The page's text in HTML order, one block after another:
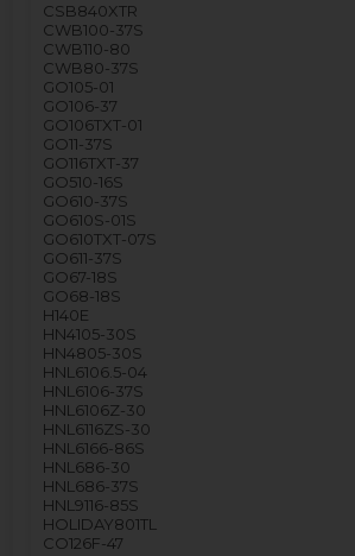
CSB840XTR
CWB100-37S
CWB110-80
CWB80-37S
GO105-01
GO106-37
GO106TXT-01
GO11-37S
GO116TXT-37
GO510-16S
GO610-37S
GO610S-01S
GO610TXT-07S
GO611-37S
GO67-18S
GO68-18S
H140E
HN4105-30S
HN4805-30S
HNL6106.5-04
HNL6106-37S
HNL6106Z-30
HNL6116ZS-30
HNL6166-86S
HNL686-30
HNL686-37S
HNL9116-85S
HOLIDAY801TL
CO126F-47